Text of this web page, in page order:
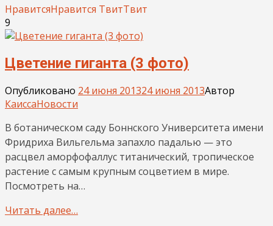
НравитсяНравится ТвитТвит
9
Цветение гиганта (3 фото)
Опубликовано 24 июня 201324 июня 2013Автор
КаиссаНовости
В ботаническом саду Боннского Университета имени
Фридриха Вильгельма запахло падалью — это
расцвел аморфофаллус титанический, тропическое
растение с самым крупным соцветием в мире.
Посмотреть на…
Читать далее…